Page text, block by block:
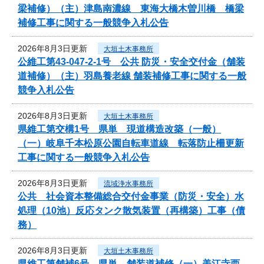
梁補修）（主）津島南濃線 東海大橋木曽川橋 橋梁
補修工事に関する一般競争入札公告
2026年8月3日更新 大垣土木事務所
公維工第43-047-2-1号 公共 防災・安全交付金（舗装
道補修）（主）羽島養老線 舗装補修工事に関する一般
競争入札公告
2026年8月3日更新 大垣土木事務所
県維工第交構1号 県単 現道構造改築（一般）
（一）岐阜千本松原公園自転車道線 転落防止柵更新
工事に関する一般競争入札公告
2026年8月3日更新 流域浄水事務所
公共 社会資本整備総合交付金事業（防災・安全）水
処理（10池）反応タンク散気装置（再構築）工事（債
務）
2026年8月3日更新 大垣土木事務所